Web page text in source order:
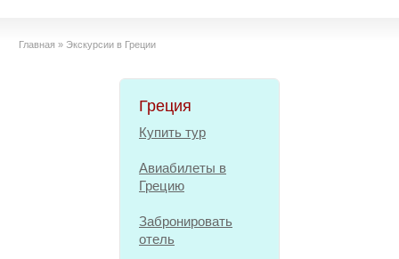
Главная » Экскурсии в Греции
Греция
Купить тур
Авиабилеты в
Грецию
Забронировать
отель